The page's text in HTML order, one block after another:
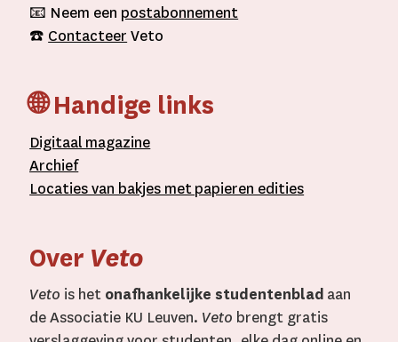
📧 Neem een postabonnement
☎️ Contacteer Veto
🌐 Handige links
Digitaal magazine
Archief
Locaties van bakjes metpapieren edities
Over Veto
Veto is het onafhankelijke studentenblad aan
de Associatie KU Leuven. Veto brengt gratis